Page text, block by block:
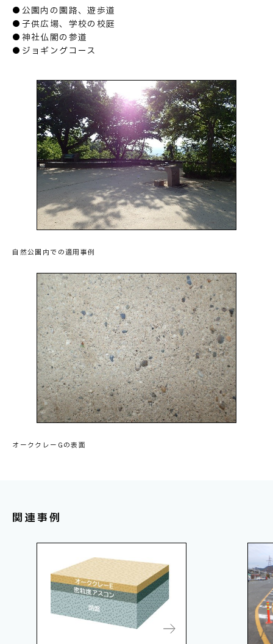
●公園内の園路、遊歩道
●子供広場、学校の校庭
●神社仏閣の参道
●ジョギングコース
自然公園内での適用事例
オーククレーGの表面
関連事例